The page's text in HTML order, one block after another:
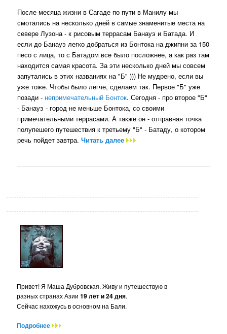
После месяца жизни в Сагаде по пути в Манилу мы
смотались на несколько дней в самые знаменитые места на
севере Лузона - к рисовым террасам Банауэ и Батада. И
если до Банауэ легко добраться из Бонтока на джипни за 150
песо с лица, то с Батадом все было посложнее, а как раз там
находится самая красота. За эти несколько дней мы совсем
запутались в этих названиях на "Б" ))) Не мудрено, если вы
уже тоже. Чтобы было легче, сделаем так. Первое "Б" уже
позади - непримечательный Бонток. Сегодня - про второе "Б"
- Банауэ - город не меньше Бонтока, со своими
примечательными террасами. А также он - отправная точка
полупешего путешествия к третьему "Б" - Батаду, о котором
речь пойдет завтра.Читать далее
Привет! Я Маша Дубровская. Живу и путешествую в
разных странах Азии19 лет и 24 дня.
Сейчас нахожусь в основном на Бали.
Подробнее